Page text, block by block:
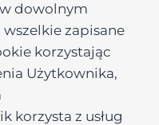
dowolnym
zapisane
korzystając
Użytkownika,
korzysta z usług